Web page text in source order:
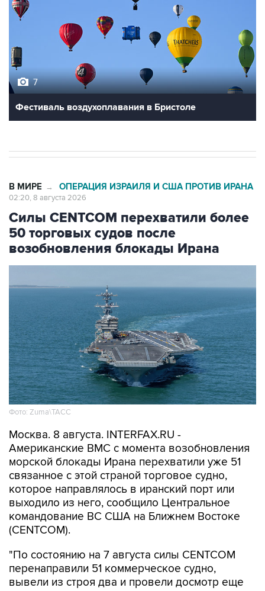
Фестиваль воздухоплавания в Бристоле
Силы CENTCOM перехватили более
50 торговых судов после
возобновления блокады Ирана
Фото: Zuma\ТАСС
Москва. 8 августа. INTERFAX.RU -
морской блокады Ирана перехватили уже 51
связанное с этой страной торговое судно,
которое направлялось в иранский порт или
выходило из него, сообщило Центральное
командование ВС США на Ближнем Востоке
(CENTCOM).
"По состоянию на 7 августа силы CENTCOM
вывели из строя два и провели досмотр еще
двух судов в рамках обеспечения блокады", -
говорится в сообщении.